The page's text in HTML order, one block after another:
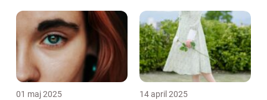
01 maj 2025 14 april 2025